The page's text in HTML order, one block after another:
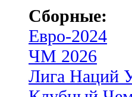
Сборные:
Евро-2024
ЧМ 2026
Лига Наций